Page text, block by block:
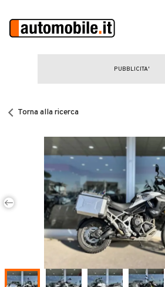
CERCA
Auto Nuove
Noleggio a lungo termine
Auto d'epoca
Moto
Veicoli Commerciali
Torna alla ricerca